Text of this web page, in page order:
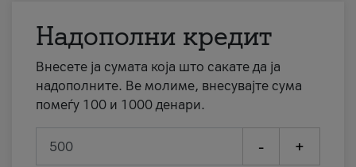
Надополни кредит
Внесете ја сумата која што сакате да ја
надополните. Ве молиме, внесувајте сума
помеѓу 100 и 1000 денари.
- +